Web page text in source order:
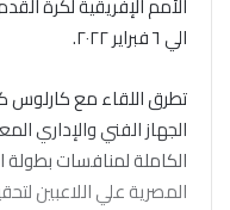
الي ٦ فبراير ٢٠٢٢.
تطرق اللقاء مع كارلوس
الجهاز الفني والإداري
الكاملة لمنافسات بطولة
المصرية علي اللاعبين